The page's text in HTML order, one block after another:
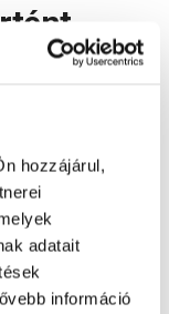
hozzájárul,
adatait
információ